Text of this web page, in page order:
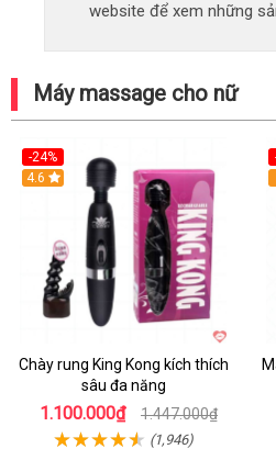
website để xem những
Máy massage cho nữ
-24%
4.6
Chày rung King Kong kích thích
sâu đa năng
1.100.000₫ 1.447.000₫
(1,946)